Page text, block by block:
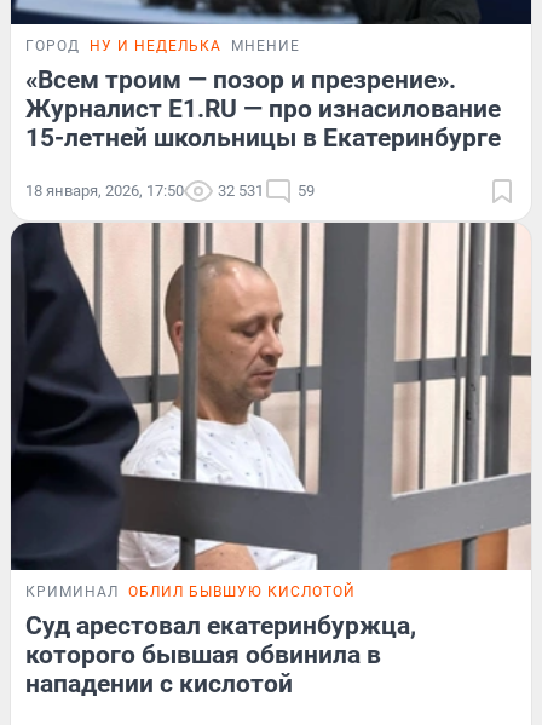
ГОРОД НУ И НЕДЕЛЬКА МНЕНИЕ
«Всем троим — позор и презрение».
Журналист E1.RU — про изнасилование
15-летней школьницы в Екатеринбурге
18 января, 2026, 17:50 32 531 59
КРИМИНАЛ ОБЛИЛ БЫВШУЮ КИСЛОТОЙ
Суд арестовал екатеринбуржца,
которого бывшая обвинила в
нападении с кислотой